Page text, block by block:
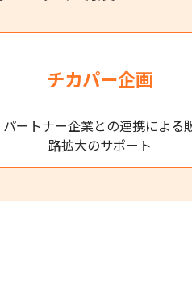
チカパー企画
パートナー企業との連携による
路拡大のサポート